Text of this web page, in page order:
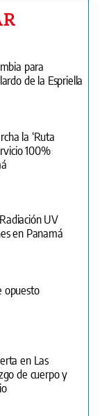
para
de la Espriella
la ‘Ruta
100%
UV
en Panamá
opuesto
en Las
de cuerpo y